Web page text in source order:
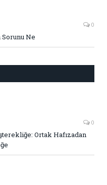
0
Ne
0
Ortak Hafızadan